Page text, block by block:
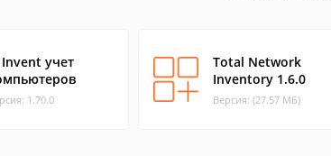
Invent учет
1.70.0
Total Network
Inventory 1.6.0
Версия: (27.57 МБ)